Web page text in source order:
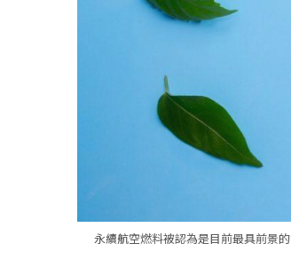
永續航空燃料被認為是目前最具前景